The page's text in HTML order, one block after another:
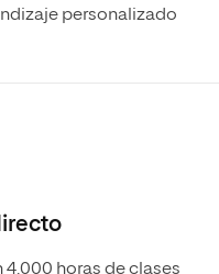
personalizado
horas de clases